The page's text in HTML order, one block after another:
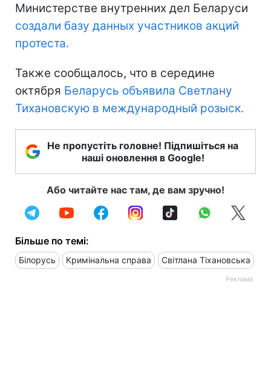
Министерстве внутренних дел Беларуси
создали базу данных участников акций
протеста.
Также сообщалось, что в середине
октября Беларусь объявила Светлану
Тихановскую в международный розыск.
Не пропустіть головне! Підпишіться на
наші оновлення в Google!
Або читайте нас там, де вам зручно!
Більше по темі:
Білорусь Кримінальна справа Світлана Тіхановська